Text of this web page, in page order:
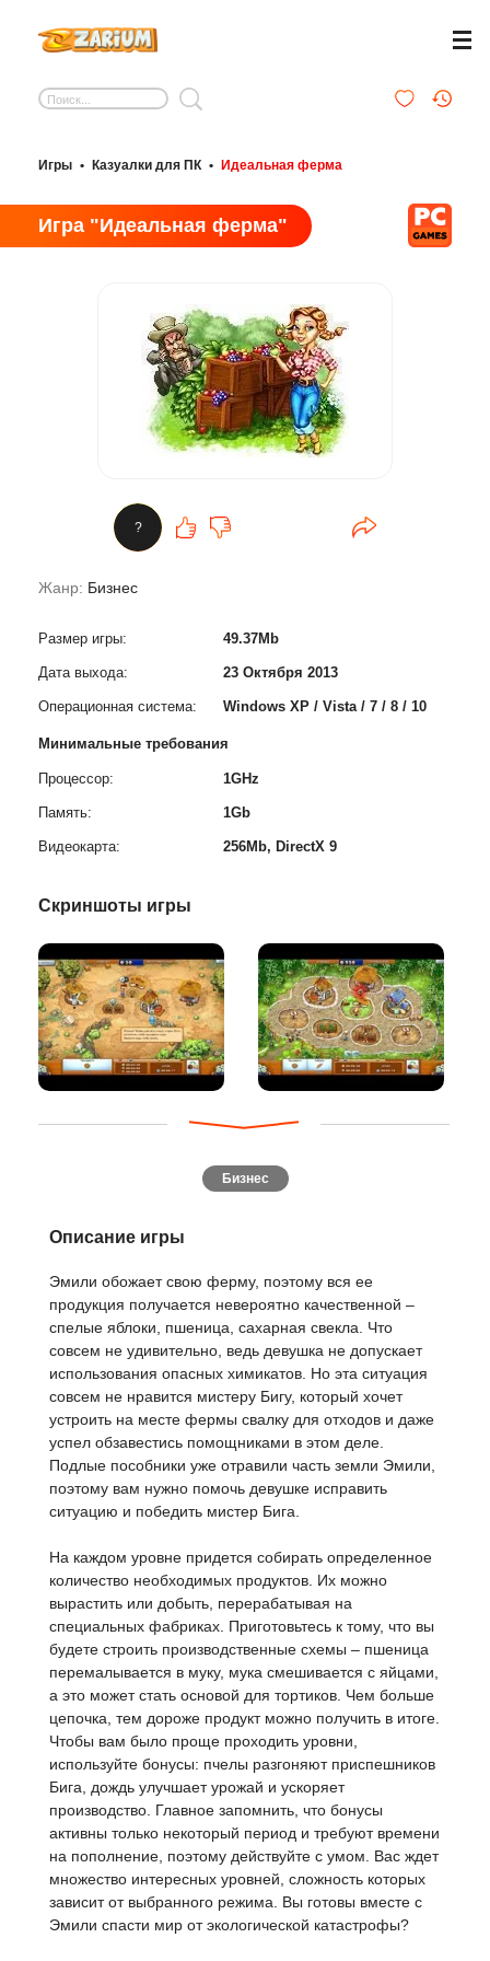
Игры • Казуалки для ПК • Идеальная ферма
Игра "Идеальная ферма"
Жанр: Бизнес
Размер игры: 49.37Mb
Дата выхода: 23 Октября 2013
Операционная система: Windows XP / Vista / 7 / 8 / 10
Минимальные требования
Процессор: 1GHz
Память: 1Gb
Видеокарта: 256Mb, DirectX 9
?
Скриншоты игры
Бизнес
Описание игры
Эмили обожает свою ферму, поэтому вся ее
продукция получается невероятно качественной –
спелые яблоки, пшеница, сахарная свекла. Что
совсем не удивительно, ведь девушка не допускает
использования опасных химикатов. Но эта ситуация
совсем не нравится мистеру Бигу, который хочет
устроить на месте фермы свалку для отходов и даже
успел обзавестись помощниками в этом деле.
Подлые пособники уже отравили часть земли Эмили,
поэтому вам нужно помочь девушке исправить
ситуацию и победить мистер Бига.
На каждом уровне придется собирать определенное
количество необходимых продуктов. Их можно
вырастить или добыть, перерабатывая на
специальных фабриках. Приготовьтесь к тому, что вы
будете строить производственные схемы – пшеница
перемалывается в муку, мука смешивается с яйцами,
а это может стать основой для тортиков. Чем больше
цепочка, тем дороже продукт можно получить в итоге.
Чтобы вам было проще проходить уровни,
используйте бонусы: пчелы разгоняют приспешников
Бига, дождь улучшает урожай и ускоряет
производство. Главное запомнить, что бонусы
активны только некоторый период и требуют времени
на пополнение, поэтому действуйте с умом. Вас ждет
множество интересных уровней, сложность которых
зависит от выбранного режима. Вы готовы вместе с
Эмили спасти мир от экологической катастрофы?